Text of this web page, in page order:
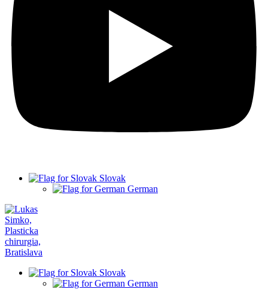
Slovak
German
Slovak
German